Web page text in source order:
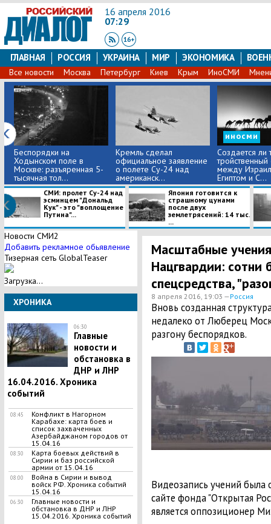
16 апреля 2016
07:29
ГЛАВНАЯ РОССИЯ УКРАИНА МИР ЭКОНОМИКА
Все новости Москва Петербург Киев Крым ИноСМИ
Беспорядки на
Ходынском поле в
Москве: разъяренная 5-
тысячная тол...
Кремль сделал
официальное заявление
о полете Су-24 над
американск...
иносми
Создается ли
тройственный
между
Египтом и С...
СМИ: пролет Су-24 над
эсминцем "Дональд
Кук" - это "воплощение
Путина"...
Япония готовится к
страшному цунами
после двух
землетрясений: 14 тыс.
...
Новости СМИ2
Добавить рекламное обьявление
Тизерная сеть GlobalTeaser
Загрузка...
ХРОНИКА
06:30
Главные
новости и
обстановка в
ДНР и ЛНР
16.04.2016. Хроника
событий
08:45
Конфликт в Нагорном
Карабахе: карта боев и
список захваченных
Азербайджаном городов от
15.04.16
08:30
Карта боевых действий в
Сирии и баз российской
армии от 15.04.16
08:00
Война в Сирии и вывод
войск РФ. Хроника событий
15.04.16
06:30
Главные новости и
обстановка в ДНР и ЛНР
15.04.2016. Хроника событий
Масштабные
Нацгвардии: сотни
спецсредства,
8 апреля 2016, 19:03 —Россия
Вновь созданная
недалеко от Люберец
разгону беспорядков.
Видеозапись учений
сайте фонда "Открытая
является оппозиционер